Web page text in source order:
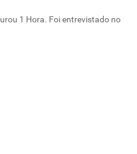
1 Hora. Foi entrevistado no